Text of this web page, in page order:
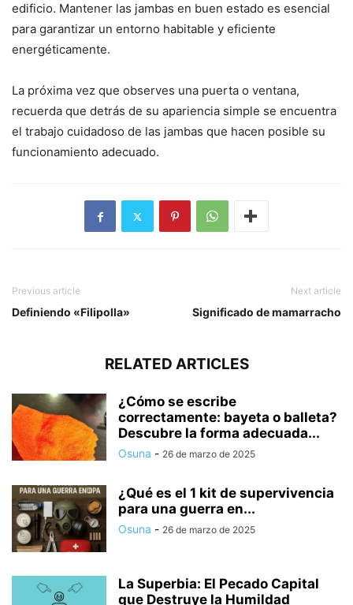
edificio. Mantener las jambas en buen estado es esencial
para garantizar un entorno habitable y eficiente
energéticamente.
La próxima vez que observes una puerta o ventana,
recuerda que detrás de su apariencia simple se encuentra
el trabajo cuidadoso de las jambas que hacen posible su
funcionamiento adecuado.
Previous article
Definiendo «Filipolla»
Next article
Significado de mamarracho
RELATED ARTICLES
¿Cómo se escribe
correctamente: bayeta o balleta?
Descubre la forma adecuada...
Osuna - 26 de marzo de 2025
¿Qué es el 1 kit de supervivencia
para una guerra en...
Osuna - 26 de marzo de 2025
La Superbia: El Pecado Capital
que Destruye la Humildad